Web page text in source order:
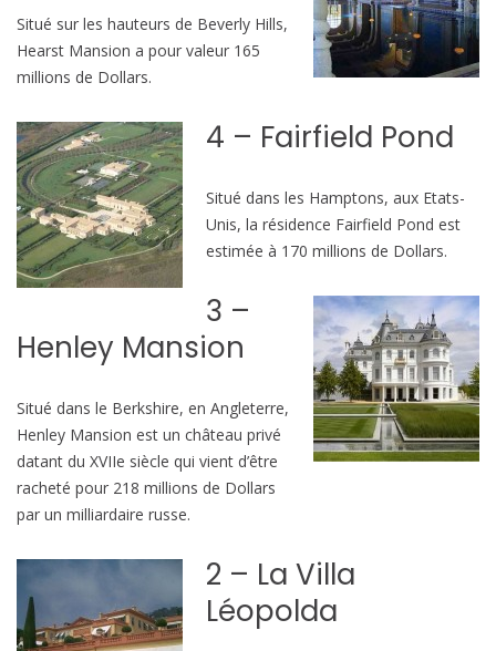
Situé sur les hauteurs de Beverly Hills,
Hearst Mansion a pour valeur 165
millions de Dollars.
4 – Fairfield Pond
Situé dans les Hamptons, aux Etats-
Unis, la résidence Fairfield Pond est
estimée à 170 millions de Dollars.
3 –
Henley Mansion
Situé dans le Berkshire, en Angleterre,
Henley Mansion est un château privé
datant du XVIIe siècle qui vient d’être
racheté pour 218 millions de Dollars
par un milliardaire russe.
2 – La Villa
Léopolda